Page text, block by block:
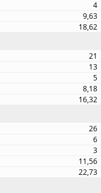
4
9,63
18,62
21
13
5
8,18
16,32
26
6
3
11,56
22,73